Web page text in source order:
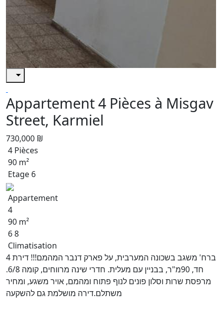
Appartement 4 Pièces à Misgav
Street, Karmiel
730,000 ₪
4 Pièces
90 m²
Etage 6
Appartement
4
90 m²
6 8
Climatisation
ברח' משגב בשכונה המערבית, על פארק דנבר המהמם!!! דירת 4
חד, 90מ"ר, בבניין עם מעלית. חדרי שינה מרווחים, קומה 6/8.
מרפסת שרות וסלון פונים לנוף פתוח ומהמם, אויר משגע, ומחיר
משתלם.דירה מושלמת גם להשקעה